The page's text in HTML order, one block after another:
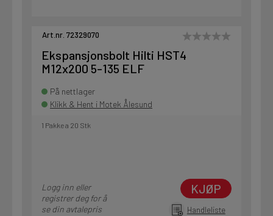
Art.nr. 72329070
Ekspansjonsbolt Hilti HST4
M12x200 5-135 ELF
På nettlager
Klikk & Hent i Motek Ålesund
1 Pakke a 20 Stk
Logg inn eller
registrer deg for å
se din avtalepris
KJØP
Handleliste